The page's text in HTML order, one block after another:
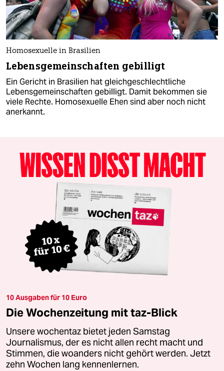
Homosexuelle in Brasilien
Lebensgemeinschaften gebilligt
Ein Gericht in Brasilien hat gleichgeschlechtliche
Lebensgemeinschaften gebilligt. Damit bekommen sie
viele Rechte. Homosexuelle Ehen sind aber noch nicht
anerkannt.
10 Ausgaben für 10 Euro
Die Wochenzeitung mit taz-Blick
Unsere wochentaz bietet jeden Samstag
Journalismus, der es nicht allen recht macht und
Stimmen, die woanders nicht gehört werden. Jetzt
zehn Wochen lang kennenlernen.